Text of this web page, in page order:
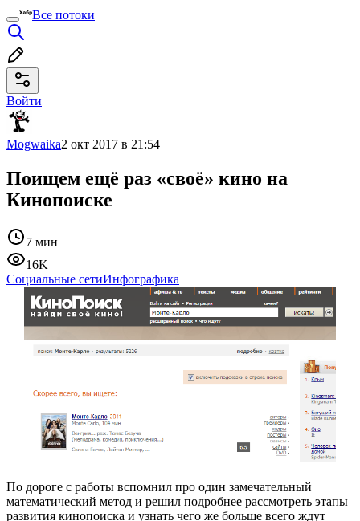
Все потоки
Войти
Mogwaika2 окт 2017 в 21:54
Поищем ещё раз «своё» кино на
Кинопоиске
7 мин
16K
Социальные сетиИнфографика
По дороге с работы вспомнил про один замечательный
математический метод и решил подробнее рассмотреть этапы
развития кинопоиска и узнать чего же больше всего ждут